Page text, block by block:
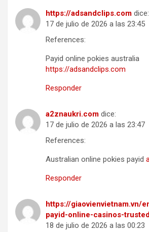
https://adsandclips.com dice:
17 de julio de 2026 a las 23:45
References:
Payid online pokies australia
https://adsandclips.com
Responder
a2znaukri.com dice:
17 de julio de 2026 a las 23:47
References:
Australian online pokies payid
Responder
https://giaovienvietnam.vn/
payid-online-casinos-
18 de julio de 2026 a las 00:23